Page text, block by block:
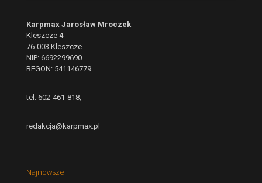
Karpmax Jarosław Mroczek
Kleszcze 4
76-003 Kleszcze
NIP: 6692299690
REGON: 541146779
tel. 602-461-818;
redakcja@karpmax.pl
Najnowsze